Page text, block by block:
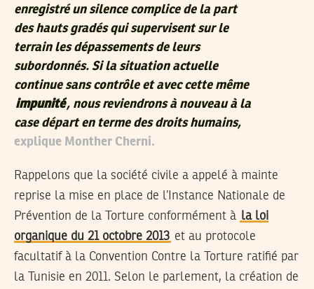
enregistré un silence complice de la part
des hauts gradés qui supervisent sur le
terrain les dépassements de leurs
subordonnés. Si la situation actuelle
continue sans contrôle et avec cette même
impunité, nous reviendrons à nouveau à la
case départ en terme des droits humains,
explique Monther Cherni.
Rappelons que la société civile a appelé à mainte
reprise la mise en place de l’Instance Nationale de
Prévention de la Torture conformément à la loi
organique du 21 octobre 2013 et au protocole
facultatif à la Convention Contre la Torture ratifié par
la Tunisie en 2011. Selon le parlement, la création de